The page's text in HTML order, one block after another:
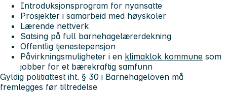
Introduksjonsprogram for nyansatte
Prosjekter i samarbeid med høyskoler
Lærende nettverk
Satsing på full barnehagelærerdekning
Offentlig tjenestepensjon
Påvirkningsmuligheter i en klimaklok kommune som
jobber for et bærekraftig samfunn
Gyldig politiattest iht. § 30 i Barnehageloven må
fremlegges før tiltredelse